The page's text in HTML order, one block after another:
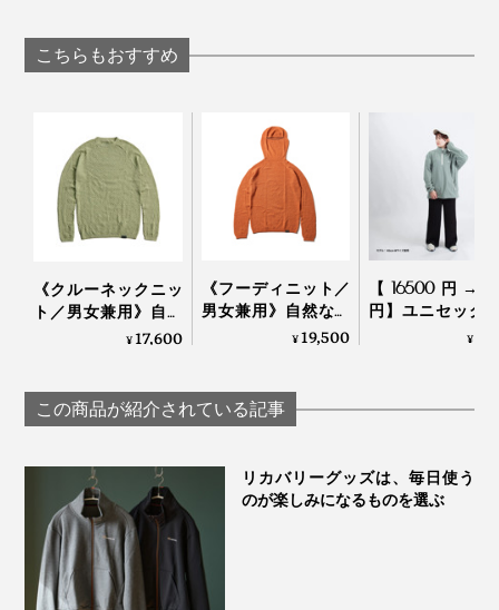
こちらもおすすめ
《クルーネックニッ
ト／男女兼用》自然
な調湿・調温・防
WEAR シームレス ク
ルーネック」｜
¥17,600
《フーディニット／
男女兼用》自然な調
湿・調温・防臭、フ
シームレスフーデ
ィ」｜BRING
¥19,500
【16500円
円】ユニセック
着られる、ハー
¥
この商品が紹介されている記事
リカバリーグッズは、毎日使う
のが楽しみになるものを選ぶ